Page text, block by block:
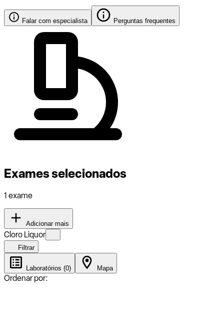
Falar com especialista Perguntas frequentes
Exames selecionados
1 exame
Adicionar mais
Cloro Liquor
Filtrar
Laboratórios (0) Mapa
Ordenar por: